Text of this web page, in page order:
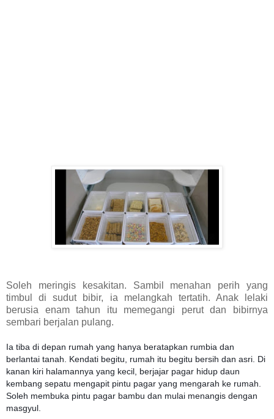
Soleh meringis kesakitan. Sambil menahan perih yang
timbul di sudut bibir, ia melangkah tertatih. Anak lelaki
berusia enam tahun itu memegangi perut dan bibirnya
sembari berjalan pulang.
Ia tiba di depan rumah yang hanya beratapkan rumbia dan
berlantai tanah. Kendati begitu, rumah itu begitu bersih dan asri. Di
kanan kiri halamannya yang kecil, berjajar pagar hidup daun
kembang sepatu mengapit pintu pagar yang mengarah ke rumah.
Soleh membuka pintu pagar bambu dan mulai menangis dengan
masgyul.